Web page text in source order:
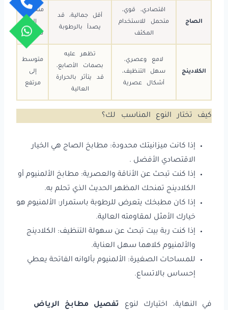
الصاج
اقتصادي، قوي،
متحمل للاستخدام
المكثف
أقل جمالية، قد
يصدأ بالرطوبة
منخفض
إلى
متوسط
الكلادينج
لامع وعصري،
سهل التنظيف،
أشكال عصرية
تظهر عليه
بصمات الأصابع،
قد يتأثر بالحرارة
العالية
متوسط
إلى
مرتفع
كيف تختار النوع المناسب لك؟
إذا كانت ميزانيتك محدودة: مطابخ الصاج هي الخيار
الاقتصادي الأفضل .
إذا كنت تبحث عن الأناقة والعصرية: مطابخ الألمنيوم أو
الكلادينج تمنحك المظهر الحديث الذي تحلم به.
إذا كان مطبخك يتعرض للرطوبة باستمرار: الألمنيوم هو
خيارك الأمثل لمقاومته العالية.
إذا كنت ربة بيت تبحث عن سهولة التنظيف: الكلادينج
والألمنيوم كلاهما سهل العناية.
للمساحات الصغيرة: الألمنيوم بألوانه الفاتحة يعطي
إحساس بالاتساع.
في النهاية، اختيارك لنوع
تفصيل مطابخ الرياض